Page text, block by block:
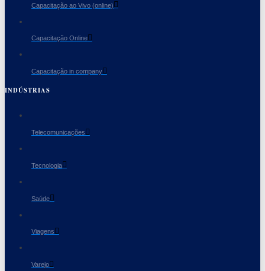
Capacitação ao Vivo (online)
Capacitação Online
Capacitação in company
INDÚSTRIAS
Telecomunicações
Tecnologia
Saúde
Viagens
Varejo